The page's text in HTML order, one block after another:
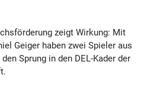
zeigt Wirkung: Mit
Geiger haben zwei Spieler aus
Sprung in den DEL-Kader der